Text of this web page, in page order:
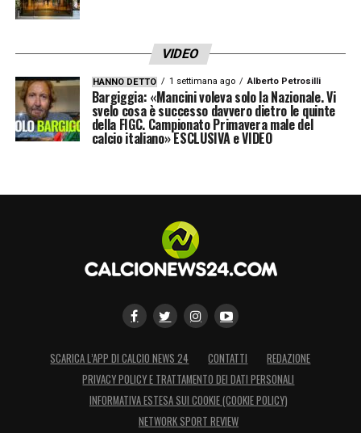
VIDEO
HANNO DETTO 1 settimana ago Alberto Petrosilli
Bargiggia: «Mancini voleva solo la Nazionale. Vi
svelo cosa è successo davvero dietro le quinte
della FIGC. Campionato Primavera male del
calcio italiano» ESCLUSIVA e VIDEO
SCARICA L’APP DI CALCIO NEWS 24 CONTATTI
REDAZIONE
PRIVACY POLICY E TRATTAMENTO DEI DATI PERSONALI
INFORMATIVA ESTESA SUI COOKIE (COOKIE POLICY)
NETWORK SPORT REVIEW